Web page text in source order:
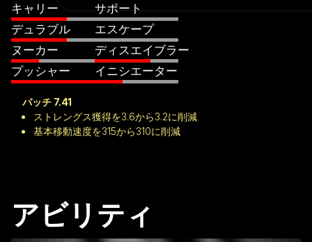
キャリー
デュラブル
ヌーカー
プッシャー
サポート
エスケープ
ディスエイブラー
イニシエーター
パッチ 7.41
ストレングス獲得を3.6から3.2に削減
基本移動速度を315から310に削減
アビリティ